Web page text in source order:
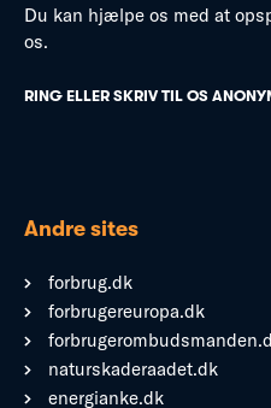
Du kan hjælpe os med at
os.
RING ELLER SKRIV TIL OS
Andre sites
forbrug.dk
forbrugereuropa.dk
naturskaderaadet.dk
energianke.dk